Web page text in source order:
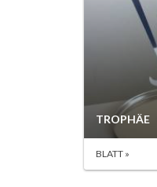
TROPHÄE
BLATT »